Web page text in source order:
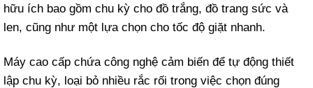
hữu ích bao gồm chu kỳ cho đồ trắng, đồ trang sức và
len, cũng như một lựa chọn cho tốc độ giặt nhanh.
Máy cao cấp chứa công nghệ cảm biến để tự động thiết
lập chu kỳ, loại bỏ nhiều rắc rối trong việc chọn đúng